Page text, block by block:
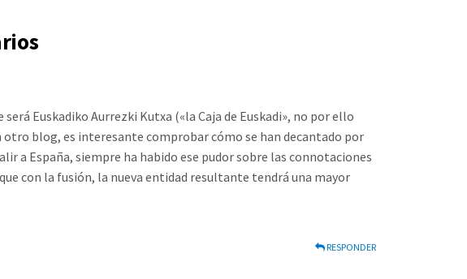
Euskadiko Aurrezki Kutxa («la Caja de Euskadi», no por ello
blog, es interesante comprobar cómo se han decantado por
a España, siempre ha habido ese pudor sobre las connotaciones
con la fusión, la nueva entidad resultante tendrá una mayor
RESPONDER